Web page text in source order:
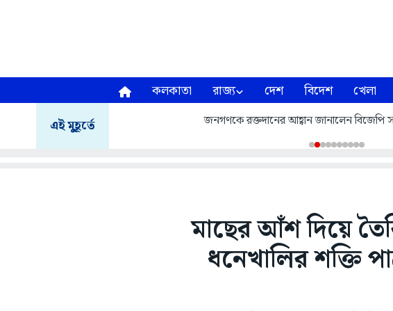
কলকাতা রাজ্য দেশ বিদেশ খেলা
এই মুহূর্তে জনগণকে রক্তদানের আহ্বান জানালেন বিজেপি
মাছের আঁশ দিয়ে
ধনেখালির শক্তি